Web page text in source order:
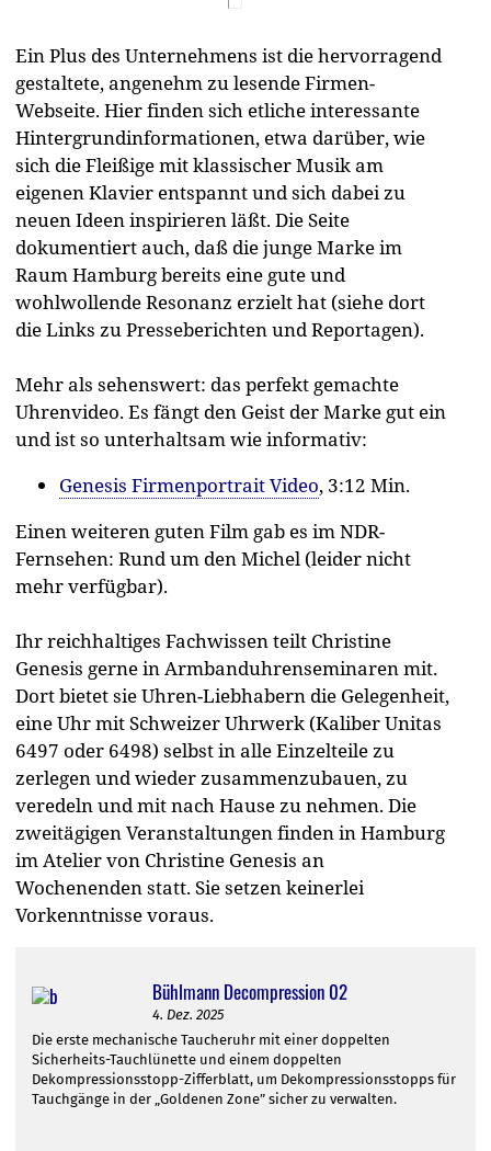
Ein Plus des Unternehmens ist die hervorragend
gestaltete, angenehm zu lesende Firmen-
Webseite. Hier finden sich etliche interessante
Hintergrundinformationen, etwa darüber, wie
sich die Fleißige mit klassischer Musik am
eigenen Klavier entspannt und sich dabei zu
neuen Ideen inspirieren läßt. Die Seite
dokumentiert auch, daß die junge Marke im
Raum Hamburg bereits eine gute und
wohlwollende Resonanz erzielt hat (siehe dort
die Links zu Presseberichten und Reportagen).
Mehr als sehenswert: das perfekt gemachte
Uhrenvideo. Es fängt den Geist der Marke gut ein
und ist so unterhaltsam wie informativ:
Genesis Firmenportrait Video, 3:12 Min.
Einen weiteren guten Film gab es im NDR-
Fernsehen: Rund um den Michel (leider nicht
mehr verfügbar).
Ihr reichhaltiges Fachwissen teilt Christine
Genesis gerne in Armbanduhrenseminaren mit.
Dort bietet sie Uhren-Liebhabern die Gelegenheit,
eine Uhr mit Schweizer Uhrwerk (Kaliber Unitas
6497 oder 6498) selbst in alle Einzelteile zu
zerlegen und wieder zusammenzubauen, zu
veredeln und mit nach Hause zu nehmen. Die
zweitägigen Veranstaltungen finden in Hamburg
im Atelier von Christine Genesis an
Wochenenden statt. Sie setzen keinerlei
Vorkenntnisse voraus.
Bühlmann Decompression 02
4. Dez. 2025
Die erste mechanische Taucheruhr mit einer doppelten
Sicherheits-Tauchlünette und einem doppelten
Dekompressionsstopp-Zifferblatt, um Dekompressionsstopps für
Tauchgänge in der „Goldenen Zone” sicher zu verwalten.